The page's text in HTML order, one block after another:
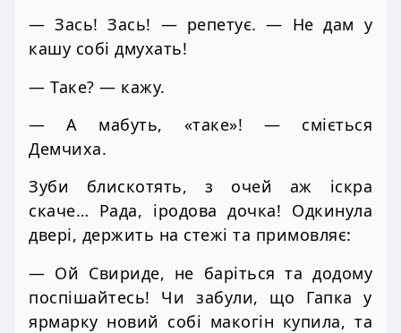
— Зась! Зась! — репетує. — Не дам у
кашу собі дмухать!
— Таке? — кажу.
— А мабуть, «таке»! — сміється
Демчиха.
Зуби блискотять, з очей аж іскра
скаче… Рада, іродова дочка! Одкинула
двері, держить на стежі та примовляє:
— Ой Свириде, не баріться та додому
поспішайтесь! Чи забули, що Гапка у
ярмарку новий собі макогін купила, та